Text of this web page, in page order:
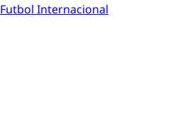
Futbol Internacional